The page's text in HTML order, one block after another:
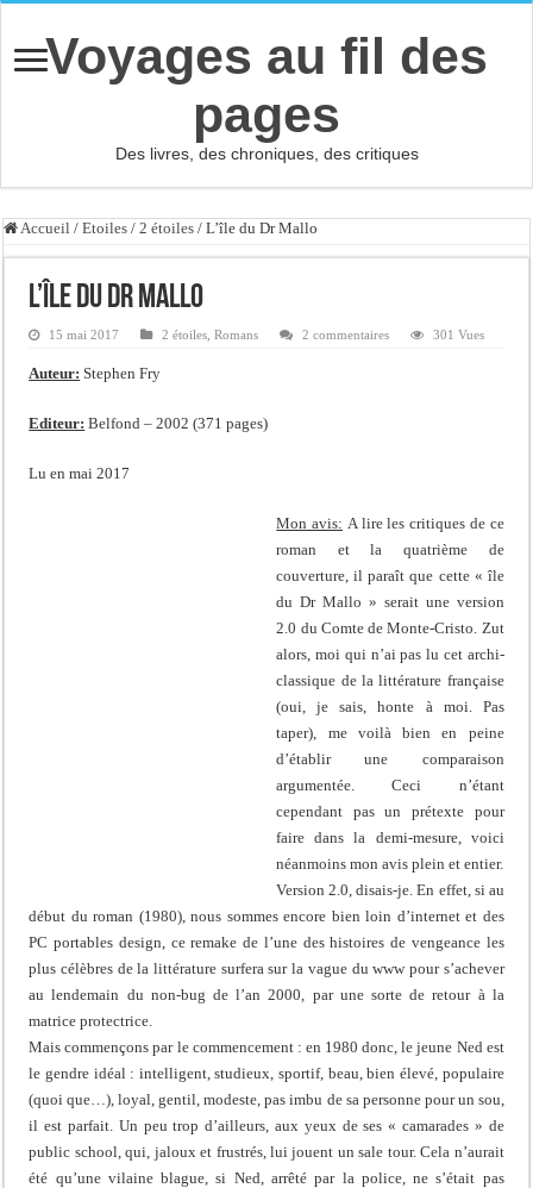
Voyages au fil des
pages
Des livres, des chroniques, des critiques
Accueil / Etoiles / 2 étoiles / L’île du Dr Mallo
L’île du Dr Mallo
15 mai 2017 2 étoiles ,Romans 2 commentaires 301 Vues
Auteur: Stephen Fry
Editeur: Belfond – 2002 (371 pages)
Lu en mai 2017
Mon avis: A lire les critiques de ce
roman et la quatrième de
couverture, il paraît que cette « île
du Dr Mallo » serait une version
2.0 du Comte de Monte-Cristo. Zut
alors, moi qui n’ai pas lu cet archi-
classique de la littérature française
(oui, je sais, honte à moi. Pas
taper), me voilà bien en peine
d’établir une comparaison
argumentée. Ceci n’étant
cependant pas un prétexte pour
faire dans la demi-mesure, voici
néanmoins mon avis plein et entier.
Version 2.0, disais-je. En effet, si au
début du roman (1980), nous sommes encore bien loin d’internet et des
PC portables design, ce remake de l’une des histoires de vengeance les
plus célèbres de la littérature surfera sur la vague du www pour s’achever
au lendemain du non-bug de l’an 2000, par une sorte de retour à la
matrice protectrice.
Mais commençons par le commencement : en 1980 donc, le jeune Ned est
le gendre idéal : intelligent, studieux, sportif, beau, bien élevé, populaire
(quoi que…), loyal, gentil, modeste, pas imbu de sa personne pour un sou,
il est parfait. Un peu trop d’ailleurs, aux yeux de ses « camarades » de
public school, qui, jaloux et frustrés, lui jouent un sale tour. Cela n’aurait
été qu’une vilaine blague, si Ned, arrêté par la police, ne s’était pas